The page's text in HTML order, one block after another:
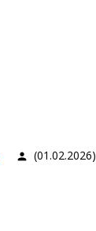
(01.02.2026)